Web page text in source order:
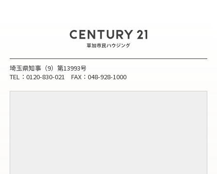
埼玉県知事（9）第13993号
TEL：0120-830-021 FAX：048-928-1000